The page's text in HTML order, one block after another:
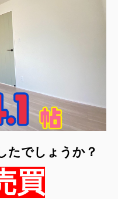
たでしょうか？
買